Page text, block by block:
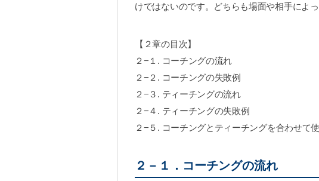
けではないのです。どちらも場面や相手によ
【２章の目次】
２−１. コーチングの流れ
２−２. コーチングの失敗例
２−３. ティーチングの流れ
２−４. ティーチングの失敗例
２−５. コーチングとティーチングを合わせて
２－１．コーチングの流れ